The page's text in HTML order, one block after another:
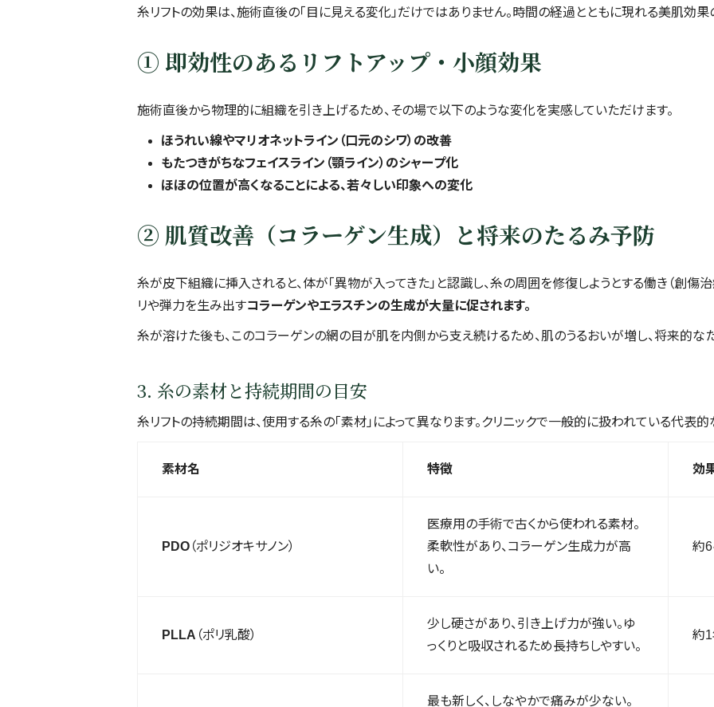
糸リフトの効果は、施術直後の「目に見える変化」だけではありません。時間の経過とともに現れる美肌効果
① 即効性のあるリフトアップ・小顔効果
施術直後から物理的に組織を引き上げるため、その場で以下のような変化を実感していただけます。
ほうれい線やマリオネットライン（口元のシワ）の改善
もたつきがちなフェイスライン（顎ライン）のシャープ化
ほほの位置が高くなることによる、若々しい印象への変化
② 肌質改善（コラーゲン生成）と将来のたるみ予防
糸が皮下組織に挿入されると、体が「異物が入ってきた」と認識し、糸の周囲を修復しようとする働き（創傷治
リや弾力を生み出すコラーゲンやエラスチンの生成が大量に促されます。
糸が溶けた後も、このコラーゲンの網の目が肌を内側から支え続けるため、肌のうるおいが増し、将来的な
3. 糸の素材と持続期間の目安
糸リフトの持続期間は、使用する糸の「素材」によって異なります。クリニックで一般的に扱われている代表
素材名 特徴 効
PDO （ポリジオキサノン）
医療用の手術で古くから使われる素材。
柔軟性があり、コラーゲン生成力が高
い。
約6
PLLA （ポリ乳酸）
少し硬さがあり、引き上げ力が強い。ゆ
っくりと吸収されるため長持ちしやすい。
約
最も新しく、しなやかで痛みが少ない。